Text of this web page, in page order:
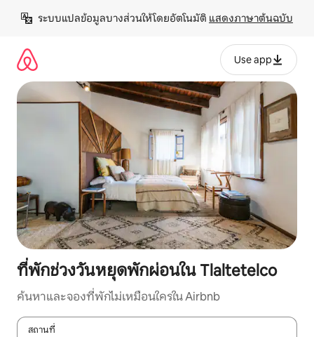
เนื้อหา
ระบบแปลข้อมูลบางส่วนให้โดยอัตโนมัติ แสดงภาษาต้นฉบับ
Use app
ที่พักช่วงวันหยุดพักผ่อนใน Tlaltetelco
ค้นหาและจองที่พักไม่เหมือนใครใน Airbnb
สถานที่